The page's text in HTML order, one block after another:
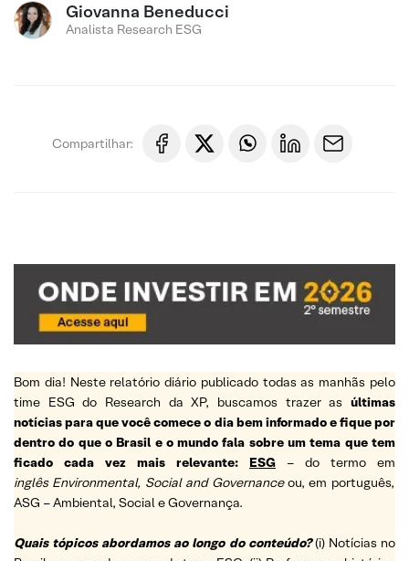
Giovanna Beneducci
Analista Research ESG
Compartilhar:
Bom dia! Neste relatório diário publicado todas as manhãs pelo
time ESG do Research da XP, buscamos trazer as últimas
notícias para que você comece o dia bem informado e fique por
dentro do que o Brasil e o mundo fala sobre um tema que tem
ficado cada vez mais relevante:
ESG
– do termo em
inglês Environmental, Social and Governanceou, em português,
ASG – Ambiental, Social e Governança.
Quais tópicos abordamos ao longo do conteúdo? (i) Notícias no